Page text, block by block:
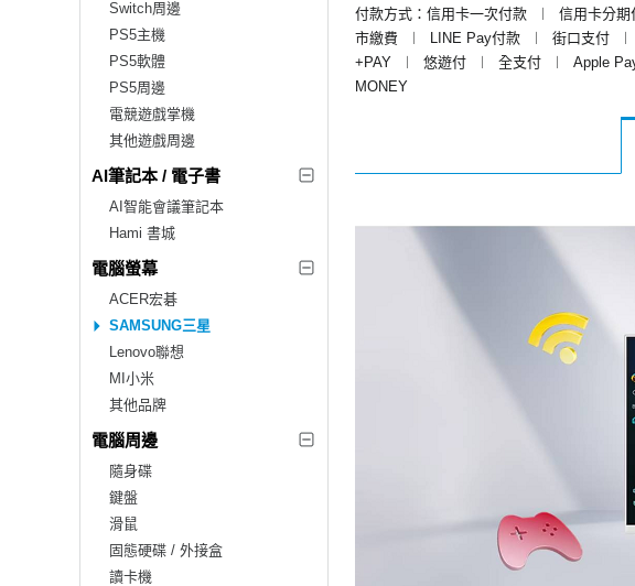
Switch周邊
PS5主機
PS5軟體
PS5周邊
電競遊戲掌機
其他遊戲周邊
AI筆記本 / 電子書
AI智能會議筆記本
Hami 書城
電腦螢幕
ACER宏碁
SAMSUNG三星
Lenovo聯想
MI小米
其他品牌
電腦周邊
隨身碟
鍵盤
滑鼠
固態硬碟 / 外接盒
讀卡機
付款方式：信用卡一次付款
︱ 信用卡分期
市繳費
︱ LINE Pay付款 ︱ 街口支付 ︱
+PAY
︱ 悠遊付 ︱ 全支付 ︱ Apple
MONEY